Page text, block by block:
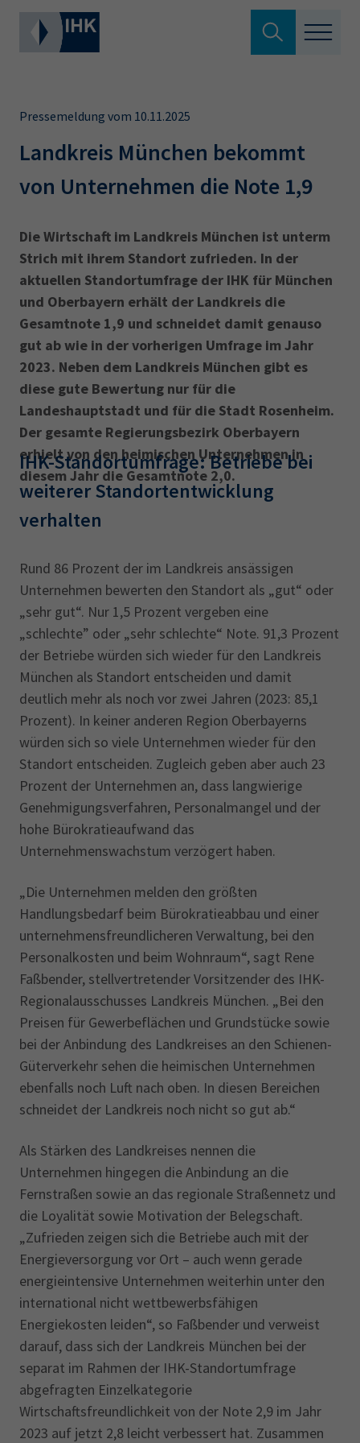
Aus- & Fortbildung
Berufszugang
Ratgeber
Service & Anträge
Über uns
Leichte Sprache
IHK regional
Karriere
Presse
IHK Akademie
Magazin Log-in
Suche verlassen
Wonach suchen Sie?
Suchen
Hier können Sie auch aus den meistgesuchten
Begriffen vorauswählen
Fachwirt
AdA
34d
Prüfungstermine
Wirtschaftsfachwirt
34f
Negativerklärung
Sachkundeprüfung
Berichtsheft
AEVO
34i
Betriebswirt Prüfbericht
Pressemeldung vom 10.11.2025
Landkreis München bekommt
von Unternehmen die Note 1,9
Die Wirtschaft im Landkreis München ist unterm
Strich mit ihrem Standort zufrieden. In der
aktuellen Standortumfrage der IHK für München
und Oberbayern erhält der Landkreis die
Gesamtnote 1,9 und schneidet damit genauso
gut ab wie in der vorherigen Umfrage im Jahr
2023. Neben dem Landkreis München gibt es
diese gute Bewertung nur für die
Landeshauptstadt und für die Stadt Rosenheim.
Der gesamte Regierungsbezirk Oberbayern
erhielt von den heimischen Unternehmen in
diesem Jahr die Gesamtnote 2,0.
IHK-Standortumfrage: Betriebe bei
weiterer Standortentwicklung
verhalten
Rund 86 Prozent der im Landkreis ansässigen
Unternehmen bewerten den Standort als „gut“ oder
„sehr gut“. Nur 1,5 Prozent vergeben eine
„schlechte” oder „sehr schlechte“ Note. 91,3 Prozent
der Betriebe würden sich wieder für den Landkreis
München als Standort entscheiden und damit
deutlich mehr als noch vor zwei Jahren (2023: 85,1
Prozent). In keiner anderen Region Oberbayerns
würden sich so viele Unternehmen wieder für den
Standort entscheiden. Zugleich geben aber auch 23
Prozent der Unternehmen an, dass langwierige
Genehmigungsverfahren, Personalmangel und der
hohe Bürokratieaufwand das
Unternehmenswachstum verzögert haben.
„Die Unternehmen melden den größten
Handlungsbedarf beim Bürokratieabbau und einer
unternehmensfreundlicheren Verwaltung, bei den
Personalkosten und beim Wohnraum“, sagt Rene
Faßbender, stellvertretender Vorsitzender des IHK-
Regionalausschusses Landkreis München. „Bei den
Preisen für Gewerbeflächen und Grundstücke sowie
bei der Anbindung des Landkreises an den Schienen-
Güterverkehr sehen die heimischen Unternehmen
ebenfalls noch Luft nach oben. In diesen Bereichen
schneidet der Landkreis noch nicht so gut ab.“
Als Stärken des Landkreises nennen die
Unternehmen hingegen die Anbindung an die
Fernstraßen sowie an das regionale Straßennetz und
die Loyalität sowie Motivation der Belegschaft.
„Zufrieden zeigen sich die Betriebe auch mit der
Energieversorgung vor Ort – auch wenn gerade
energieintensive Unternehmen weiterhin unter den
international nicht wettbewerbsfähigen
Energiekosten leiden“, so Faßbender und verweist
darauf, dass sich der Landkreis München bei der
separat im Rahmen der IHK-Standortumfrage
abgefragten Einzelkategorie
Wirtschaftsfreundlichkeit von der Note 2,9 im Jahr
2023 auf jetzt 2,8 leicht verbessert hat. Zusammen